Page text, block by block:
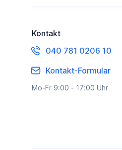
Kontakt
040 781 0206 10
Kontakt-Formular
Mo-Fr 9:00 - 17:00 Uhr